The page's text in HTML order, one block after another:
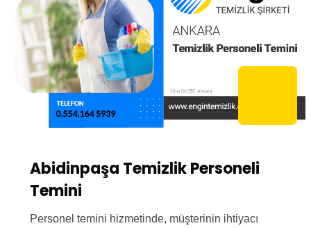
Abidinpaşa Temizlik Personeli
Temini
Personel temini hizmetinde, müşterinin ihtiyacı